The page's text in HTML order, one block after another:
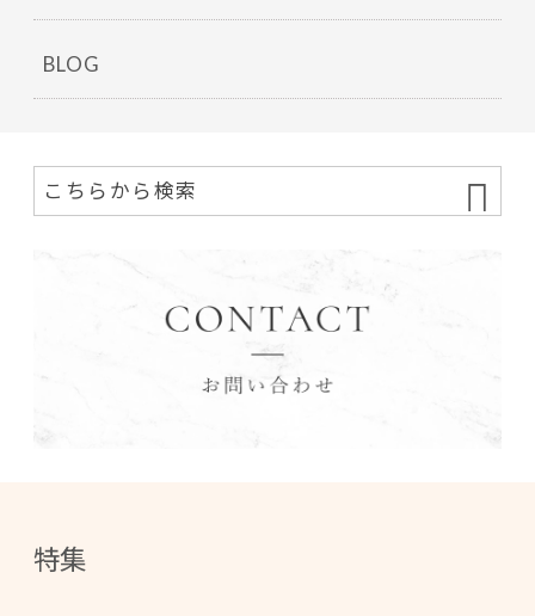
BLOG
特集